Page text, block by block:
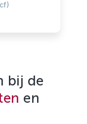
bij de
en